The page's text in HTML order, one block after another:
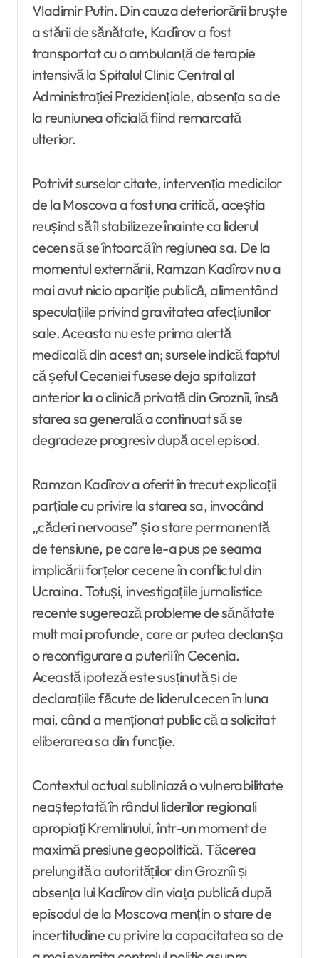
Vladimir Putin. Din cauza deteriorării bruște
a stării de sănătate, Kadîrov a fost
transportat cu o ambulanță de terapie
intensivă la Spitalul Clinic Central al
Administrației Prezidențiale, absența sa de
la reuniunea oficială fiind remarcată
ulterior.
Potrivit surselor citate, intervenția medicilor
de la Moscova a fost una critică, aceștia
reușind să îl stabilizeze înainte ca liderul
cecen să se întoarcă în regiunea sa. De la
momentul externării, Ramzan Kadîrov nu a
mai avut nicio apariție publică, alimentând
speculațiile privind gravitatea afecțiunilor
sale. Aceasta nu este prima alertă
medicală din acest an; sursele indică faptul
că șeful Ceceniei fusese deja spitalizat
anterior la o clinică privată din Groznîi, însă
starea sa generală a continuat să se
degradeze progresiv după acel episod.
Ramzan Kadîrov a oferit în trecut explicații
parțiale cu privire la starea sa, invocând
„căderi nervoase” și o stare permanentă
de tensiune, pe care le-a pus pe seama
implicării forțelor cecene în conflictul din
Ucraina. Totuși, investigațiile jurnalistice
recente sugerează probleme de sănătate
mult mai profunde, care ar putea declanșa
o reconfigurare a puterii în Cecenia.
Această ipoteză este susținută și de
declarațiile făcute de liderul cecen în luna
mai, când a menționat public că a solicitat
eliberarea sa din funcție.
Contextul actual subliniază o vulnerabilitate
neașteptată în rândul liderilor regionali
apropiați Kremlinului, într-un moment de
maximă presiune geopolitică. Tăcerea
prelungită a autorităților din Groznîi și
absența lui Kadîrov din viața publică după
episodul de la Moscova mențin o stare de
incertitudine cu privire la capacitatea sa de